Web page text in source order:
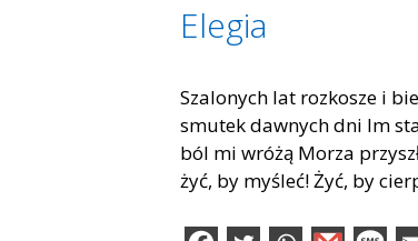
Elegia
Szalonych lat rozkosze i
smutek dawnych dni Im
ból mi wróżą Morza
żyć, by myśleć! Żyć, by